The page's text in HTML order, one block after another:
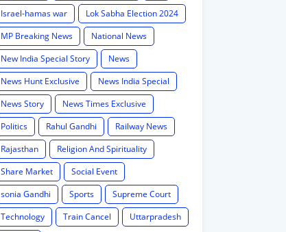
Israel-hamas war
Lok Sabha Election 2024
MP Breaking News
National News
New India Special Story
News
News Hunt Exclusive
News India Special
News Story
News Times Exclusive
Politics
Rahul Gandhi
Railway News
Rajasthan
Religion And Spirituality
Share Market
Social Event
sonia Gandhi
Sports
Supreme Court
Technology
Train Cancel
Uttarpradesh